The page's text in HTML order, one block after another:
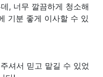
, 너무 깔끔하게 청소해
기분 좋게 이사할 수 있
셔서 믿고 맡길 수 있었